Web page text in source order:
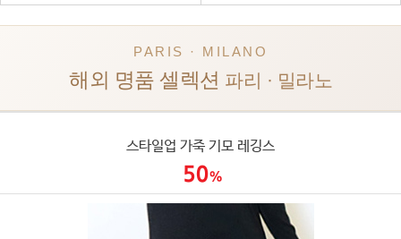
PARIS · MILANO
해외 명품 셀렉션 파리 · 밀라노
스타일업 가죽 기모 레깅스